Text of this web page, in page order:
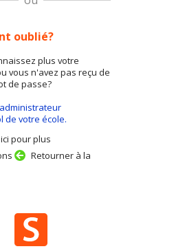
oublié?
plus votre
vous n'avez pas reçu de
de passe?
de votre école.
pour plus
Retourner à la